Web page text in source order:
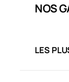
NOS
LES